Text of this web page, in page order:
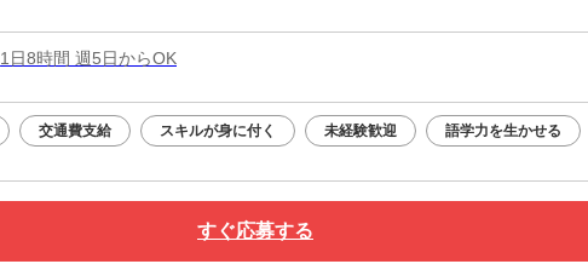
1日8時間 週5日からOK
交通費支給 スキルが身に付く 未経験歓迎 語学力を生かせる
すぐ応募する